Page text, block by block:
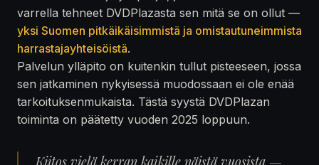
varrella tehneet DVDPlazasta sen mitä se on ollut —
yksi Suomen pitkäikäisimmistä ja omistautuneimmista
harrastajayhteisöistä.
Palvelun ylläpito on kuitenkin tullut pisteeseen, jossa
sen jatkaminen nykyisessä muodossaan ei ole enää
tarkoituksenmukaista. Tästä syystä DVDPlazan
toiminta on päätetty vuoden 2025 loppuun.
Kiitos vielä kerran kaikille näistä vuosista —